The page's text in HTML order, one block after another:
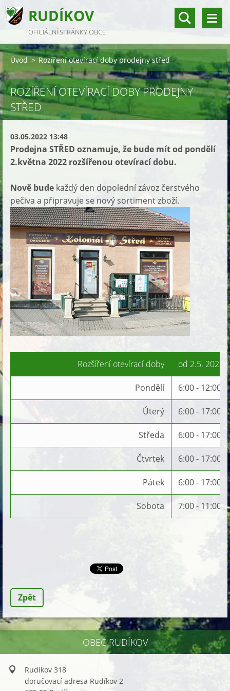
RUDÍKOV
OFICIÁLNÍ STRÁNKY OBCE
Úvod > Rozíření otevírací doby prodejny střed
ROZÍŘENÍ OTEVÍRACÍ DOBY PRODEJNY
STŘED
03.05.2022 13:48
Prodejna STŘED oznamuje, že bude mít od pondělí
2.května 2022 rozšířenou otevírací dobu.
Nově bude každý den dopolední závoz čerstvého
pečiva a připravuje se nový sortiment zboží.
Rozšíření otevírací doby od 2.5. 2022
Pondělí 6:00 - 12:00
Úterý 6:00 - 17:00
Středa 6:00 - 17:00
Čtvrtek 6:00 - 17:00
Pátek 6:00 - 17:00
Sobota 7:00 - 11:00
Zpět
OBEC RUDÍKOV
Rudíkov 318
doručovací adresa Rudíkov 2